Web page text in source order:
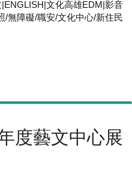
|ENGLISH|文化高雄EDM|影音
/無障礙/職安/文化中心/新住民
度藝文中心展